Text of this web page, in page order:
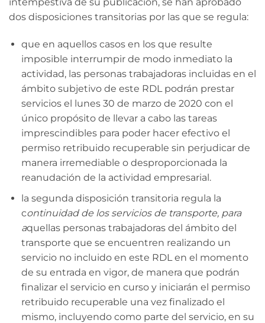
dos disposiciones transitorias por las que se regula:
que en aquellos casos en los que resulte
imposible interrumpir de modo inmediato la
actividad, las personas trabajadoras incluidas en el
ámbito subjetivo de este RDL podrán prestar
servicios el lunes 30 de marzo de 2020 con el
único propósito de llevar a cabo las tareas
imprescindibles para poder hacer efectivo el
permiso retribuido recuperable sin perjudicar de
manera irremediable o desproporcionada la
reanudación de la actividad empresarial.
la segunda disposición transitoria regula la
continuidad de los servicios de transporte, para
aquellas personas trabajadoras del ámbito del
transporte que se encuentren realizando un
servicio no incluido en este RDL en el momento
de su entrada en vigor, de manera que podrán
finalizar el servicio en curso y iniciarán el permiso
retribuido recuperable una vez finalizado el
mismo, incluyendo como parte del servicio, en su